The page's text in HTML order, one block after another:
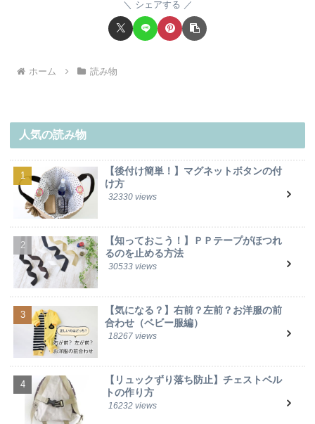
シェアする
ホーム 読み物
人気の読み物
【後付け簡単！】マグネットボタンの付
け方
32330 views
【知っておこう！】ＰＰテープがほつれ
るのを止める方法
30533 views
【気になる？】右前？左前？お洋服の前
合わせ（ベビー服編）
18267 views
【リュックずり落ち防止】チェストベル
トの作り方
16232 views